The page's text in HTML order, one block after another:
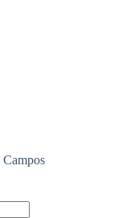
Campos